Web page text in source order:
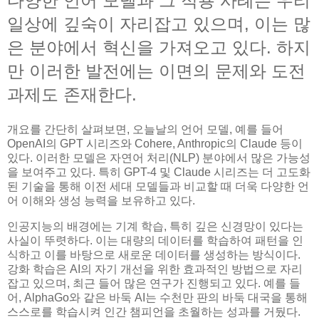
일상에 깊숙이 자리잡고 있으며, 이는 많
은 분야에서 혁신을 가져오고 있다. 하지
만 이러한 발전에는 이면의 문제와 도전
과제도 존재한다.
개요를 간단히 살펴보면, 오늘날의 언어 모델, 예를 들어
OpenAI의 GPT 시리즈와 Cohere, Anthropic의 Claude 등이
있다. 이러한 모델은 자연어 처리(NLP) 분야에서 많은 가능성
을 보여주고 있다. 특히 GPT-4 및 Claude 시리즈는 더 고도화
된 기술을 통해 이전 세대 모델들과 비교할 때 더욱 다양한 언
어 이해와 생성 능력을 보유하고 있다.
인공지능의 배경에는 기계 학습, 특히 깊은 신경망이 있다는
사실이 뚜렷하다. 이는 대량의 데이터를 학습하여 패턴을 인
식하고 이를 바탕으로 새로운 데이터를 생성하는 방식이다.
강화 학습은 AI의 자기 개선을 위한 효과적인 방법으로 자리
잡고 있으며, 최근 들어 많은 연구가 진행되고 있다. 예를 들
어, AlphaGo와 같은 바둑 AI는 수천만 판의 바둑 대국을 통해
스스로를 학습시켜 인간 챔피언을 초월하는 성과를 거뒀다.